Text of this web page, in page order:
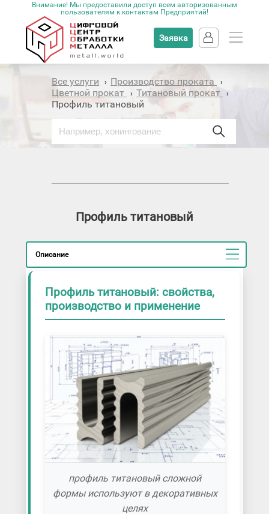
Внимание! Мы предоставили доступ всем авторизованным
пользователям к контактам Предприятий!
Заявка
Все услуги › Производство проката ›
Цветной прокат › Титановый прокат ›
Профиль титановый
Профиль титановый
Описание
Профиль титановый: свойства,
производство и применение
профиль титановый сложной
формы используют в декоративных
целях